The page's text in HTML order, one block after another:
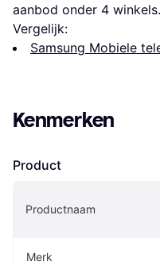
aanbod onder 4 winkels.
Vergelijk:
Samsung Mobiele
Kenmerken
Product
Productnaam
Merk